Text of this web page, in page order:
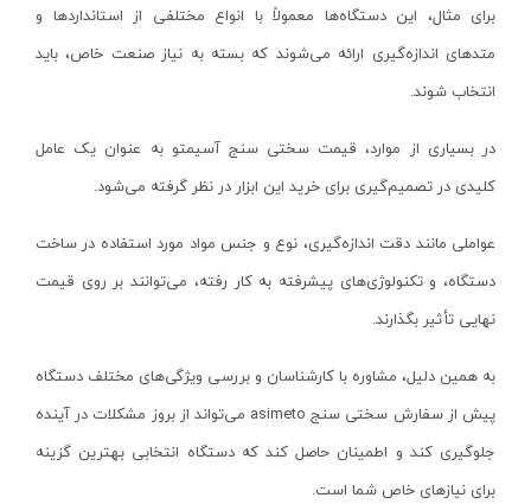
رابط دریل
نازل سشوار
المنت سشوار
پروفیل بر نووا
پروفیل بر کنزاکس
علف زن (داس)
شمشاد زن
دستگاه سمپاش
چاله کن موتوری
چمن زن موتوری
گارنیل-GARNAIL
تولیکس-TOOLIX
استنلی-STANLEY
شهر برق-Shahrebargh
جی سی پی-JCP
اسپاد-SPAD
جی اچ سی-JHC
بوجار-BOOJAR
هاربر-harbour
رکس-rex
برای مثال، این دستگاه‌ها معمولاً با انواع مختلفی از استانداردها و
متدهای اندازه‌گیری ارائه می‌شوند که بسته به نیاز صنعت خاص، باید
انتخاب شوند.
در بسیاری از موارد، قیمت سختی سنج آسیمتو به عنوان یک عامل
کلیدی در تصمیم‌گیری برای خرید این ابزار در نظر گرفته می‌شود.
عواملی مانند دقت اندازه‌گیری، نوع و جنس مواد مورد استفاده در ساخت
دستگاه، و تکنولوژی‌های پیشرفته به کار رفته، می‌توانند بر روی قیمت
نهایی تأثیر بگذارند.
به همین دلیل، مشاوره با کارشناسان و بررسی ویژگی‌های مختلف دستگاه
پیش از سفارش سختی سنج asimeto می‌تواند از بروز مشکلات در آینده
جلوگیری کند و اطمینان حاصل کند که دستگاه انتخابی بهترین گزینه
برای نیازهای خاص شما است.